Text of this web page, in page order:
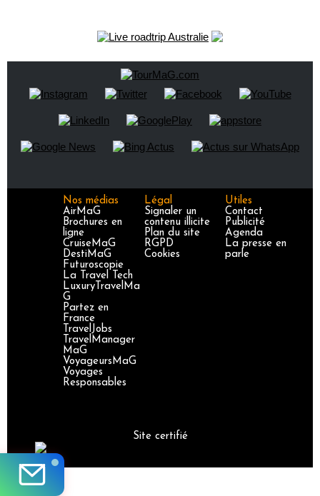
Nos médias
AirMaG
Brochures en
ligne
CruiseMaG
DestiMaG
Futuroscopie
La Travel Tech
LuxuryTravelMa
G
Partez en
France
TravelJobs
TravelManager
MaG
VoyageursMaG
Voyages
Responsables
Légal
Signaler un
contenu illicite
Plan du site
RGPD
Cookies
Utiles
Contact
Publicité
Agenda
La presse en
parle
Site certifié